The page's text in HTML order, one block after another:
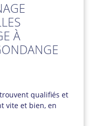
À
qualifiés et
vite et bien, en